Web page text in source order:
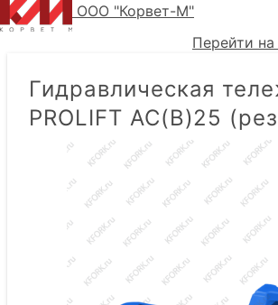
ООО "Корвет-М"
Перейти
Гидравлическая
PROLIFT AC(B)25